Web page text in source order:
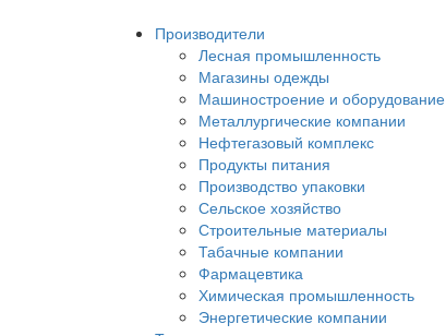
Производители
Лесная промышленность
Магазины одежды
Машиностроение и оборудование
Металлургические компании
Нефтегазовый комплекс
Продукты питания
Производство упаковки
Сельское хозяйство
Строительные материалы
Табачные компании
Фармацевтика
Химическая промышленность
Энергетические компании